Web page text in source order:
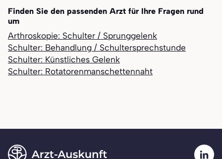
Finden Sie den passenden Arzt für Ihre Fragen rund
um
Arthroskopie: Schulter / Sprunggelenk
Schulter: Behandlung / Schultersprechstunde
Schulter: Künstliches Gelenk
Schulter: Rotatorenmanschettennaht